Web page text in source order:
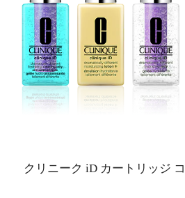
クリニーク iD カートリッジ